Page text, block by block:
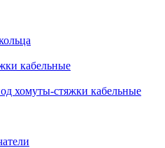
кабельные
хомуты-стяжки кабельные